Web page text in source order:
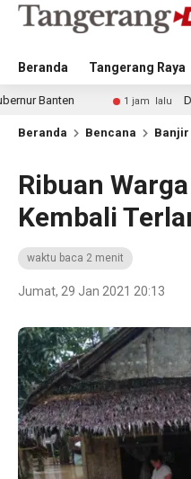
Beranda Tangerang Raya
1 jam lalu Diskominfo
Beranda Bencana Banjir
Ribuan
Kembali
waktu baca 2 menit
Jumat, 29 Jan 2021 20:13